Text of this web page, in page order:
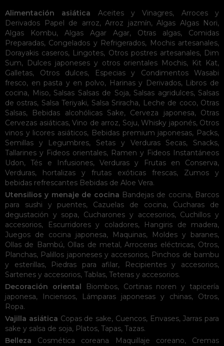
Alimentación asiática Aceites y Vinagres, Arroces y
Derivados
Papel de arroz, Arroz jazmín, Algas Algas Nori,
Algas Kombu, Algas Agar Agar, Otras algas, Comidas
Preparadas, Congelados y Refrigerados, Mochis artesanales,
Dorayakis caseros, Lingotes, Otros postres artesanales, Dim
Sum, Dulces japoneses y otros orientales Mochis, Kit Kat,
Galletas, Otros dulces, Especias y Condimentos
Wasabi
fresco, en pasta y en polvo, Harinas y Derivados, Libros de
cocina, Miso, Salsas Salsas de Soja, Salsas agridulces, Salsas
de ostras, Salsa Teriyaki, Salsa Sriracha, Leche de coco, Otras
Salsas, Bebidas alcohólicas Sake, Cerveza japonesa, Otras
Cervezas asiáticas, Vino de arroz, Soju, Whisky japonés, Otros
vinos y licores asiáticos, Bebidas premium japonesas, Packs,
Semillas y Legumbres, Setas y Verduras Secas, Snacks,
Tallarines y Fideos orientales, Ramen y Fideos Instantáneos
Udon,Tés e Infusiones, Verduras y Frutas en Conserva,
Verduras, hortalizas y frutas exóticas frescas, Zumos y
bebidas refrescantes Bebidas de Aloe Vera.
Utensilios y menaje de cocina Bandejas de cocina, Barcos
para sushi y puentes, Cazuelas de cocina, Cucharas de
degustación y sopa, Cucharones y accesorios, Cuchillos y
accesorios, Escurridores y coladores, Hangiris de madera,
Juegos de cocina japonesa, Maquinas, Moldes y baranes,
Ollas de Bambú, Ollas de metal,Arroceras eléctricas, Otros,
Planchas, Palillos japoneses y accesorios, Pinchos de bambu
y esterillas, Piedras para afilar, Recipientes y accesorios,
Sartenes y accesorios, Tablas, Teteras y accesorios.
Decoración oriental
Biombos, Cortinas noren y tapicería
japonesa, Inciensos, Lámparas japonesas y chinas, Otros,
Ropa.
Vajilla asiática Copas de sake, Cuencos, Envases,Jarras para
sake y salsa de soja, Platos, Tapas, Tazas.
Belleza
Cosmética coreana Maquillaje coreano, Cremas